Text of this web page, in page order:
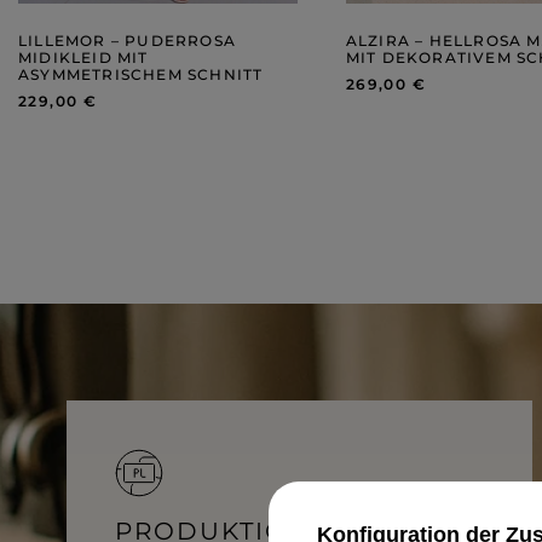
KOMMUNION
Art
STRICKKLEIDER
MIT RÜSCHEN
VELOURS
MIT SCHÖSSCHEN
LILLEMOR – PUDERROSA
MIDIKLEID MIT
ASYMMETRISCHEM SCHNITT
229,00 €
ALZIRA – HELLROSA
MIT DEKORATIVEM
269,00 €
PRODUKTION IN POLEN –
Konfiguration der